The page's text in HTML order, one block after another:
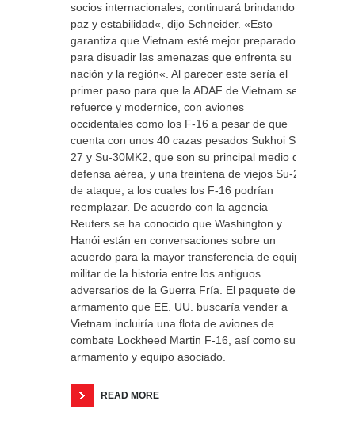
socios internacionales, continuará brindando
paz y estabilidad«, dijo Schneider. «Esto
garantiza que Vietnam esté mejor preparado
para disuadir las amenazas que enfrenta su
nación y la región«. Al parecer este sería el
primer paso para que la ADAF de Vietnam se
refuerce y modernice, con aviones
occidentales como los F-16 a pesar de que
cuenta con unos 40 cazas pesados Sukhoi Su-
27 y Su-30MK2, que son su principal medio de
defensa aérea, y una treintena de viejos Su-22
de ataque, a los cuales los F-16 podrían
reemplazar. De acuerdo con la agencia
Reuters se ha conocido que Washington y
Hanói están en conversaciones sobre un
acuerdo para la mayor transferencia de equipo
militar de la historia entre los antiguos
adversarios de la Guerra Fría. El paquete de
armamento que EE. UU. buscaría vender a
Vietnam incluiría una flota de aviones de
combate Lockheed Martin F-16, así como su
armamento y equipo asociado.
READ MORE